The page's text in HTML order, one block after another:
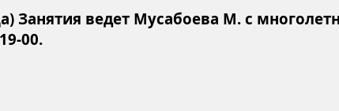
Занятия ведет Мусабоева М. с
00.